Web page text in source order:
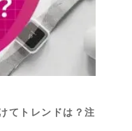
てトレンドは？注